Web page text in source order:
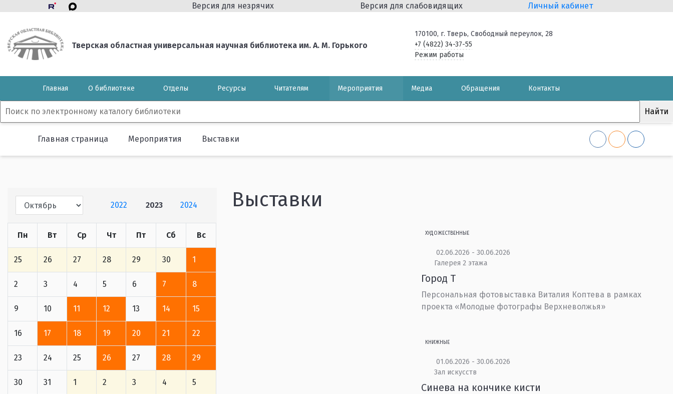
Версия для незрячих Версия для слабовидящих Личный кабинет
Тверская областная универсальная научная библиотека им. А. М. Горького
170100, г. Тверь, Свободный переулок, 28
+7 (4822) 34-37-55
Режим работы
Главная О библиотеке Отделы Ресурсы Читателям Мероприятия Медиа Обращения Контакты
Главная страница Мероприятия Выставки
2022 2023 2024
Пн Вт Ср Чт Пт Сб Вс
25 26 27 28 29 30 1
2 3 4 5 6 7 8
9 10 11 12 13 14 15
16 17 18 19 20 21 22
23 24 25 26 27 28 29
30 31 1 2 3 4 5
Выставки
ХУДОЖЕСТВЕННЫЕ
02.06.2026 - 30.06.2026
Галерея 2 этажа
Город Т
Персональная фотовыставка Виталия Коптева в рамках
проекта «Молодые фотографы Верхневолжья»
КНИЖНЫЕ
01.06.2026 - 30.06.2026
Зал искусств
Синева на кончике кисти